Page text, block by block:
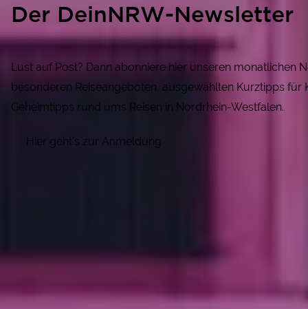
Der DeinNRW-Newsletter
Lust auf Post? Dann abonniere hier unseren monatlichen
besonderen Reiseangeboten, ausgewählten Kurztipps für
Geheimtipps rund ums Reisen in Nordrhein-Westfalen.
Hier geht's zur Anmeldung